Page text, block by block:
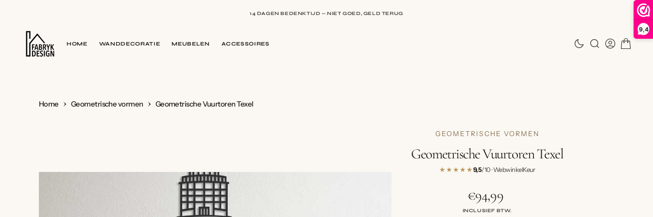
9,4
HOME WANDDECORATIE MEUBELEN ACCESSOIRES
Home Geometrische vormen Geometrische Vuurtoren Texel
GEOMETRISCHE VORMEN
Geometrische Vuurtoren Texel
★★★★★9,5/10 · WebwinkelKeur
Normale
prijs
€94,99
INCLUSIEF BTW.